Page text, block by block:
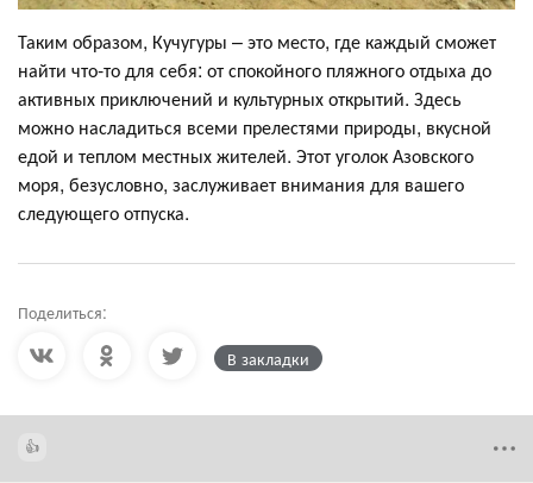
Таким образом, Кучугуры – это место, где каждый сможет
найти что-то для себя: от спокойного пляжного отдыха до
активных приключений и культурных открытий. Здесь
можно насладиться всеми прелестями природы, вкусной
едой и теплом местных жителей. Этот уголок Азовского
моря, безусловно, заслуживает внимания для вашего
следующего отпуска.
Поделиться:
В закладки